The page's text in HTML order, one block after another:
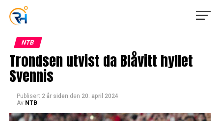
NTB
Trondsen utvist da Blåvitt hyllet
Svennis
Publisert 2 år siden den 20. april 2024
Av NTB